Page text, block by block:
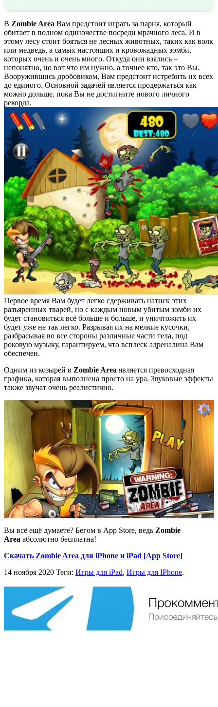
В Zombie Area Вам предстоит играть за парня, который
обитает в полном одиночестве посреди мрачного леса. И в
этому лесу стоит бояться не лесных животных, таких как волк
или медведь, а самых настоящих и кровожадных зомби,
которых очень и очень много. Откуда они взялись –
непонятно, но вот что им нужно, а точнее кто, так это Вы.
Вооружившись дробовиком, Вам предстоит истребить их всех
до единого. Основной задачей является продержаться как
можно дольше, пока Вы не достигните нового личного
рекорда.
Первое время Вам будет легко сдерживать натиск этих
разъяренных тварей, но с каждым новым убитым зомби их
будет становиться всё больше и больше, и уничтожить их
будет уже не так легко. Разрывая их на мелкие кусочки,
разбрасывая во все стороны различные части тела, под
роковую музыку, гарантируем, что всплеск адреналина Вам
обеспечен.
Одним из козырей в Zombie Area является превосходная
графика, которая выполнена просто на ура. Звуковые эффекты
также звучат очень реалистично.
Вы всё ещё думаете? Бегом в App Store, ведь Zombie
Area абсолютно бесплатна!
Скачать Zombie Area для iPhone и iPad [App Store]
14 ноября 2020 Теги: Игры для iPad, Игры для IPhone.